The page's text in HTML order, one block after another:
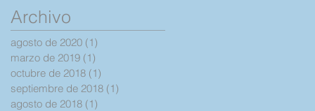
Archivo
agosto de 2020 (1)
marzo de 2019 (1)
octubre de 2018 (1)
septiembre de 2018 (1)
agosto de 2018 (1)